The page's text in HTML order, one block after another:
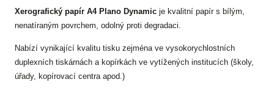
Xerografický papír A4 Plano Dynamic je kvalitní papír s bílým,
nenatíraným povrchem, odolný proti degradaci.
Nabízí vynikající kvalitu tisku zejména ve vysokorychlostních
duplexních tiskárnách a kopírkách ve vytížených institucích (školy,
úřady, kopírovací centra apod.)